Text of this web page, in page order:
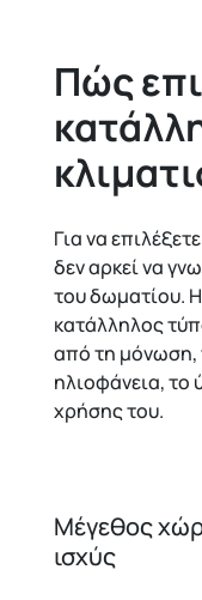
Πώς
Για να
δεν αρκεί να
του δωματίου.
κατάλληλος
από τη μόνωση,
ηλιοφάνεια, το
χρήσης του.
Μέγεθος
ισχύς